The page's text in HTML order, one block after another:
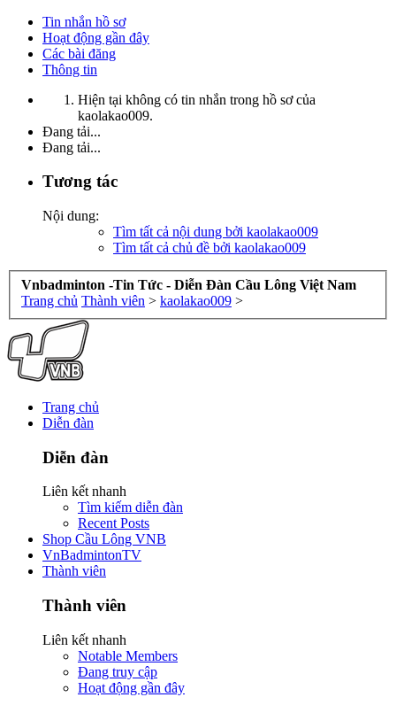
Tin nhắn hồ sơ
Hoạt động gần đây
Các bài đăng
Thông tin
Hiện tại không có tin nhắn trong hồ sơ của
kaolakao009.
Đang tải...
Đang tải...
Tương tác
Nội dung:
Tìm tất cả nội dung bởi kaolakao009
Tìm tất cả chủ đề bởi kaolakao009
Vnbadminton -Tin Tức - Diễn Đàn Cầu Lông Việt Nam
Trang chủ Thành viên > kaolakao009 >
Trang chủ
Diễn đàn
Diễn đàn
Liên kết nhanh
Tìm kiếm diễn đàn
Recent Posts
Shop Cầu Lông VNB
VnBadmintonTV
Thành viên
Thành viên
Liên kết nhanh
Notable Members
Đang truy cập
Hoạt động gần đây